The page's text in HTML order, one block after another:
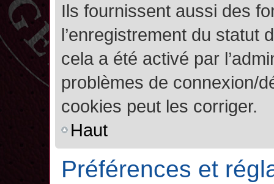
Ils fournissent aussi des
l’enregistrement du statut
cela a été activé par
problèmes de connexion/
cookies peut les corriger.
Haut
Préférences et